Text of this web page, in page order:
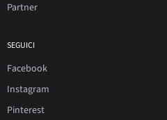
Partner
SEGUICI
Facebook
Instagram
Pinterest